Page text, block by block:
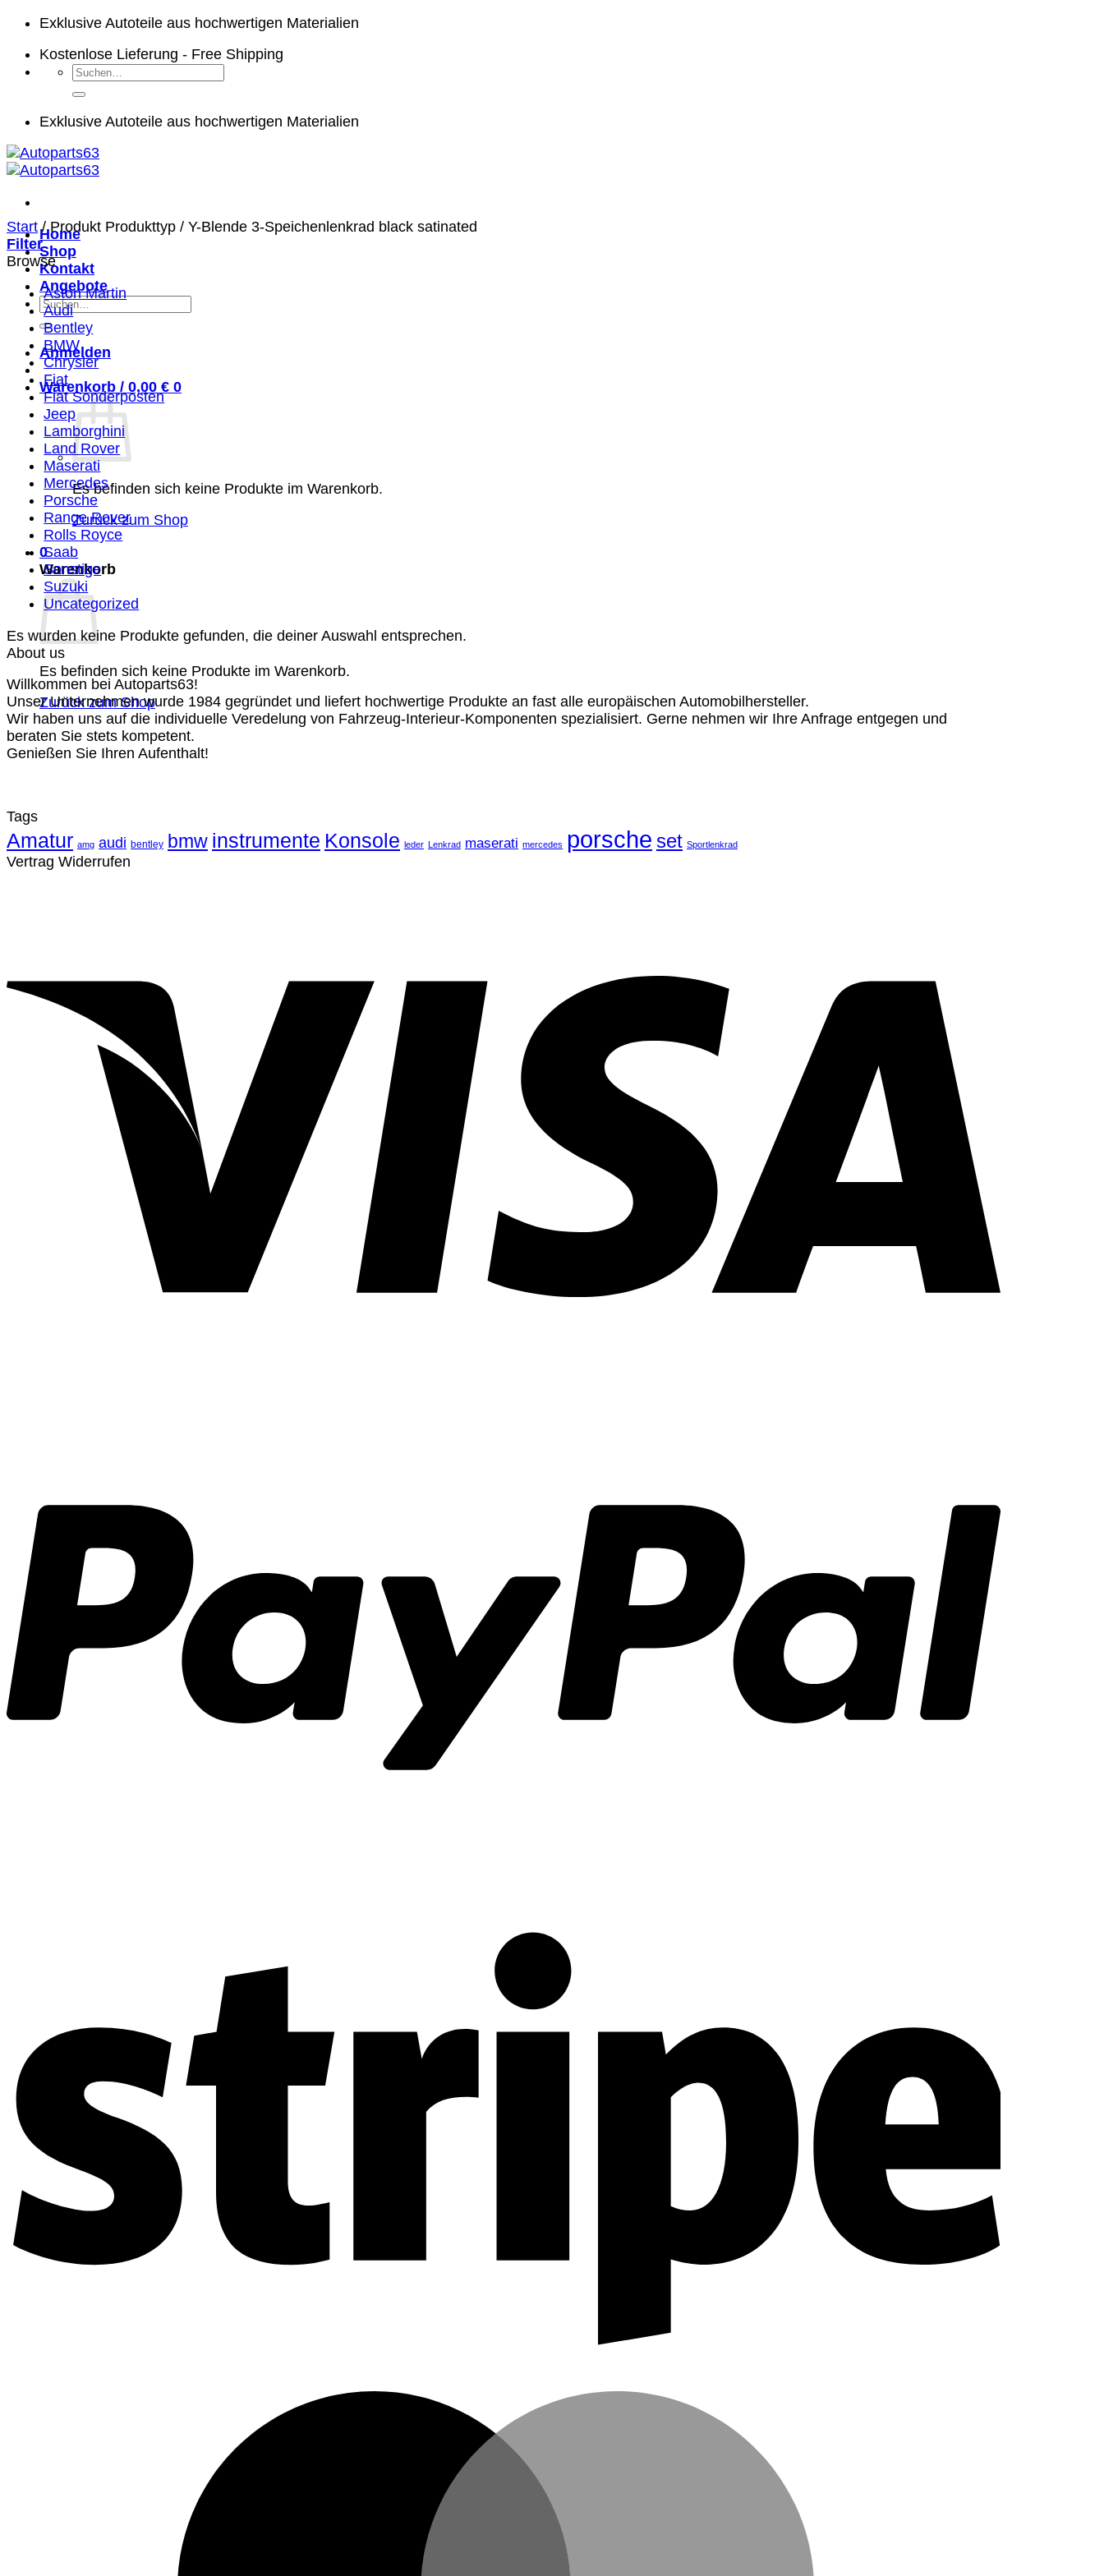
Zum
springen
Exklusive Autoteile aus hochwertigen Materialien
Kostenlose Lieferung - Free Shipping
Suchen
nach:
Exklusive Autoteile aus hochwertigen Materialien
Home
Shop
Kontakt
Angebote
Suchen
nach:
Anmelden
Warenkorb / 0,00 € 0
Es befinden sich keine Produkte im Warenkorb.
Zurück zum Shop
0
Warenkorb
Es befinden sich keine Produkte im Warenkorb.
Zurück zum Shop
Start /Produkt Produkttyp / Y-Blende 3-Speichenlenkrad black satinated
Filter
Browse
Aston Martin
Audi
Bentley
BMW
Chrysler
Fiat
Fiat Sonderposten
Jeep
Lamborghini
Land Rover
Maserati
Mercedes
Porsche
Range Rover
Rolls Royce
Saab
Sonstige
Suzuki
Uncategorized
Es wurden keine Produkte gefunden, die deiner Auswahl entsprechen.
About us
Willkommen bei Autoparts63!
Unser Unternehmen wurde 1984 gegründet und liefert hochwertige Produkte an fast alle europäischen Automobilhersteller.
Wir haben uns auf die individuelle Veredelung von Fahrzeug-Interieur-Komponenten spezialisiert. Gerne nehmen wir Ihre Anfrage entgegen und
beraten Sie stets kompetent.
Genießen Sie Ihren Aufenthalt!
Tags
Amatur amg audi bentley bmw instrumente Konsole leder Lenkrad maserati mercedes porsche set Sportlenkrad
Vertrag Widerrufen